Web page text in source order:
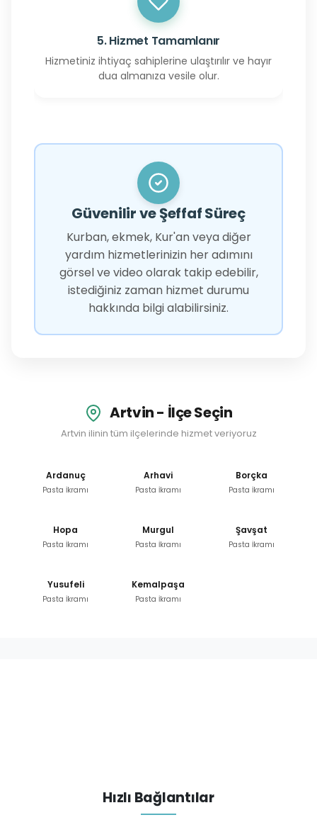
5. Hizmet Tamamlanır
Hizmetiniz ihtiyaç sahiplerine ulaştırılır ve hayır
dua almanıza vesile olur.
Güvenilir ve Şeffaf Süreç
Kurban, ekmek, Kur'an veya diğer
yardım hizmetlerinizin her adımını
görsel ve video olarak takip edebilir,
istediğiniz zaman hizmet durumu
hakkında bilgi alabilirsiniz.
Artvin - İlçe Seçin
Artvin ilinin tüm ilçelerinde hizmet veriyoruz
Ardanuç
Pasta İkramı
Arhavi
Pasta İkramı
Borçka
Pasta İkramı
Hopa
Pasta İkramı
Murgul
Pasta İkramı
Şavşat
Pasta İkramı
Yusufeli
Pasta İkramı
Kemalpaşa
Pasta İkramı
Hızlı Bağlantılar